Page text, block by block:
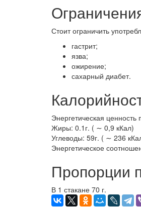
Стоит ограничить
гастрит;
язва;
ожирение;
сахарный диабет.
Энергетическая
Жиры: 0.1г. ( ∼ 0,9 кКал)
Углеводы: 59г. ( ∼ 236
Энергетическое
Пропорции
В 1 стакане 70 г.